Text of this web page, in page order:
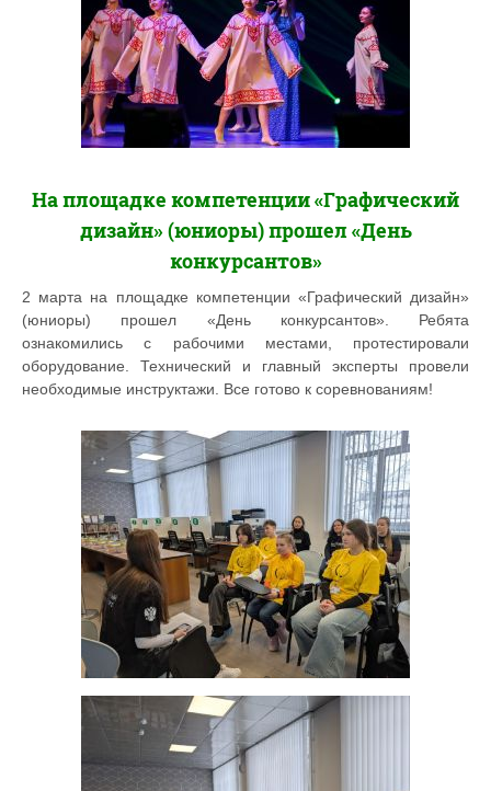
На площадке компетенции «Графический
дизайн» (юниоры) прошел «День
конкурсантов»
2 марта на площадке компетенции «Графический дизайн»
(юниоры) прошел «День конкурсантов». Ребята
ознакомились с рабочими местами, протестировали
оборудование. Технический и главный эксперты провели
необходимые инструктажи. Все готово к соревнованиям!